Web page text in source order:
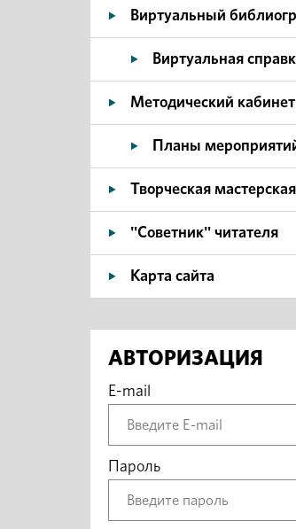
Виртуальный
Виртуальная
Методический кабинет
Планы
Творческая мастерская
"Советник" читателя
Карта сайта
АВТОРИЗАЦИЯ
E-mail
Пароль